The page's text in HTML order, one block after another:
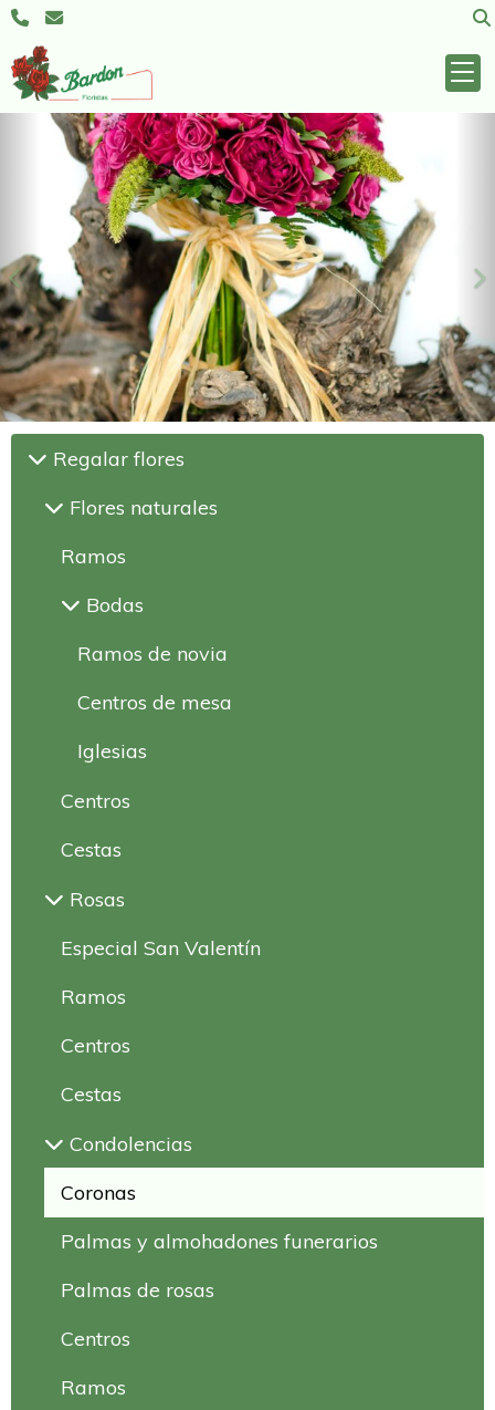
Anterior
Regalar flores
Flores naturales
Ramos
Bodas
Ramos de novia
Centros de mesa
Iglesias
Centros
Cestas
Rosas
Especial San Valentín
Ramos
Centros
Cestas
Condolencias
Coronas
Palmas y almohadones funerarios
Palmas de rosas
Centros
Ramos